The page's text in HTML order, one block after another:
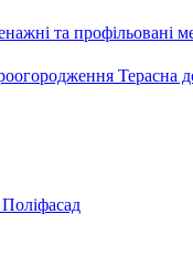
та профільовані
Терасна
Поліфасад